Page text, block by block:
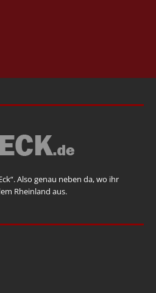
Also genau neben da, wo ihr
Rheinland aus.